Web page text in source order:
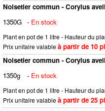
Noisetier commun - Corylus
1350G - En stock
Plant en pot de 1 litre - Hauteur du
Prix unitaire valableà partir de 10
Noisetier commun - Corylus
1350g
- En stock
Plant en pot de 1 litre - Hauteur du
Prix unitaire valableà partir de 25